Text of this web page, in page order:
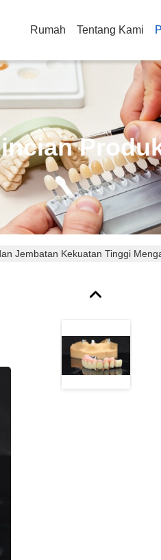
Rumah Tentang Kami
Jembatan Kekuatan Tinggi